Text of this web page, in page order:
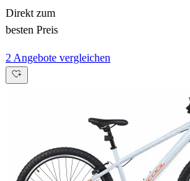
Direkt zum
besten Preis
2 Angebote vergleichen